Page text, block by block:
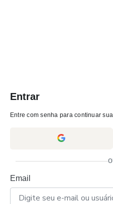
Entrar
Entre com senha para continuar
Email